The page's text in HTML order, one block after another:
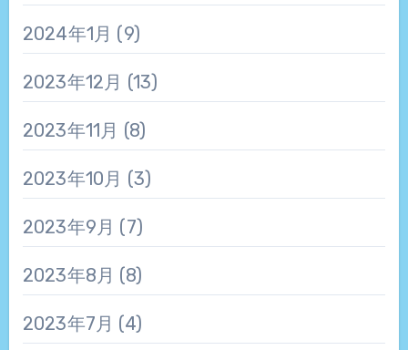
2024年1月 (9)
2023年12月 (13)
2023年11月 (8)
2023年10月 (3)
2023年9月 (7)
2023年8月 (8)
2023年7月 (4)